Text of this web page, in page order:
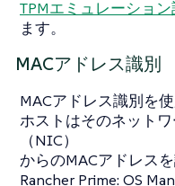
TPMエミュレーショ
ます。
MACアドレス識別
MACアドレス識別を使
ホストはそのネット
（NIC）
からのMACアドレス
Rancher Prime: OS